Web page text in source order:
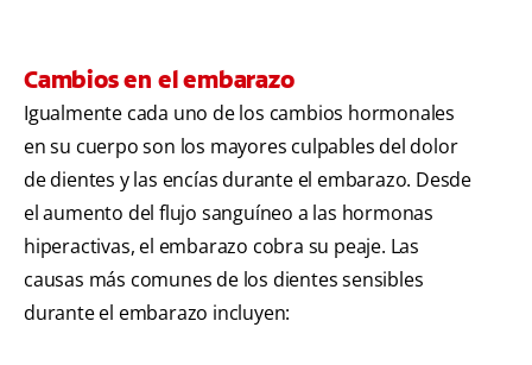
Cambios en el embarazo
Igualmente cada uno de los cambios hormonales
en su cuerpo son los mayores culpables del dolor
de dientes y las encías durante el embarazo. Desde
el aumento del flujo sanguíneo a las hormonas
hiperactivas, el embarazo cobra su peaje. Las
causas más comunes de los dientes sensibles
durante el embarazo incluyen: